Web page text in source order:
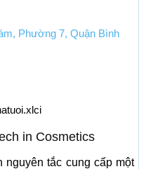
Phường 7, Quận Bình
in Cosmetics
nguyên tắc cung cấp một